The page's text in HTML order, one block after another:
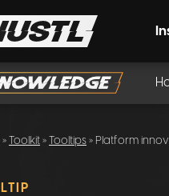
»Toolkit»Tooltips» Platform